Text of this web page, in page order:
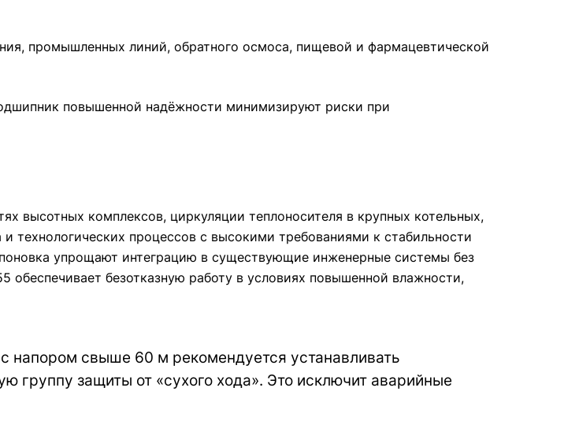
промышленных линий, обратного осмоса, пищевой и фармацевтической
повышенной надёжности минимизируют риски при
высотных комплексов, циркуляции теплоносителя в крупных котельных,
технологических процессов с высокими требованиями к стабильности
упрощают интеграцию в существующие инженерные системы без
безотказную работу в условиях повышенной влажности,
напором свыше 60 м рекомендуется устанавливать
группу защиты от «сухого хода». Это исключит аварийные